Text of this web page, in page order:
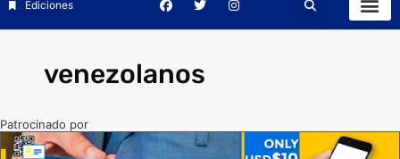
Ediciones
venezolanos
Patrocinado por